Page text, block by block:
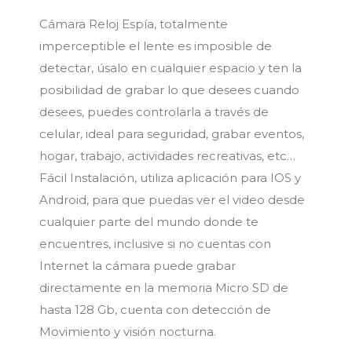
Cámara Reloj Espía, totalmente
imperceptible el lente es imposible de
detectar, úsalo en cualquier espacio y ten la
posibilidad de grabar lo que desees cuando
desees, puedes controlarla a través de
celular, ideal para seguridad, grabar eventos,
hogar, trabajo, actividades recreativas, etc…
Fácil Instalación, utiliza aplicación para IOS y
Android, para que puedas ver el video desde
cualquier parte del mundo donde te
encuentres, inclusive si no cuentas con
Internet la cámara puede grabar
directamente en la memoria Micro SD de
hasta 128 Gb, cuenta con detección de
Movimiento y visión nocturna.